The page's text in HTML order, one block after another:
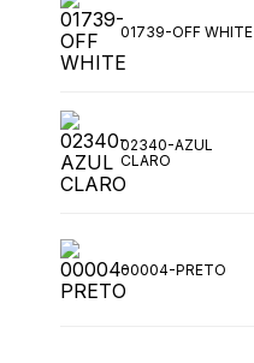
01739-OFF WHITE
02340-AZUL
CLARO
00004-PRETO